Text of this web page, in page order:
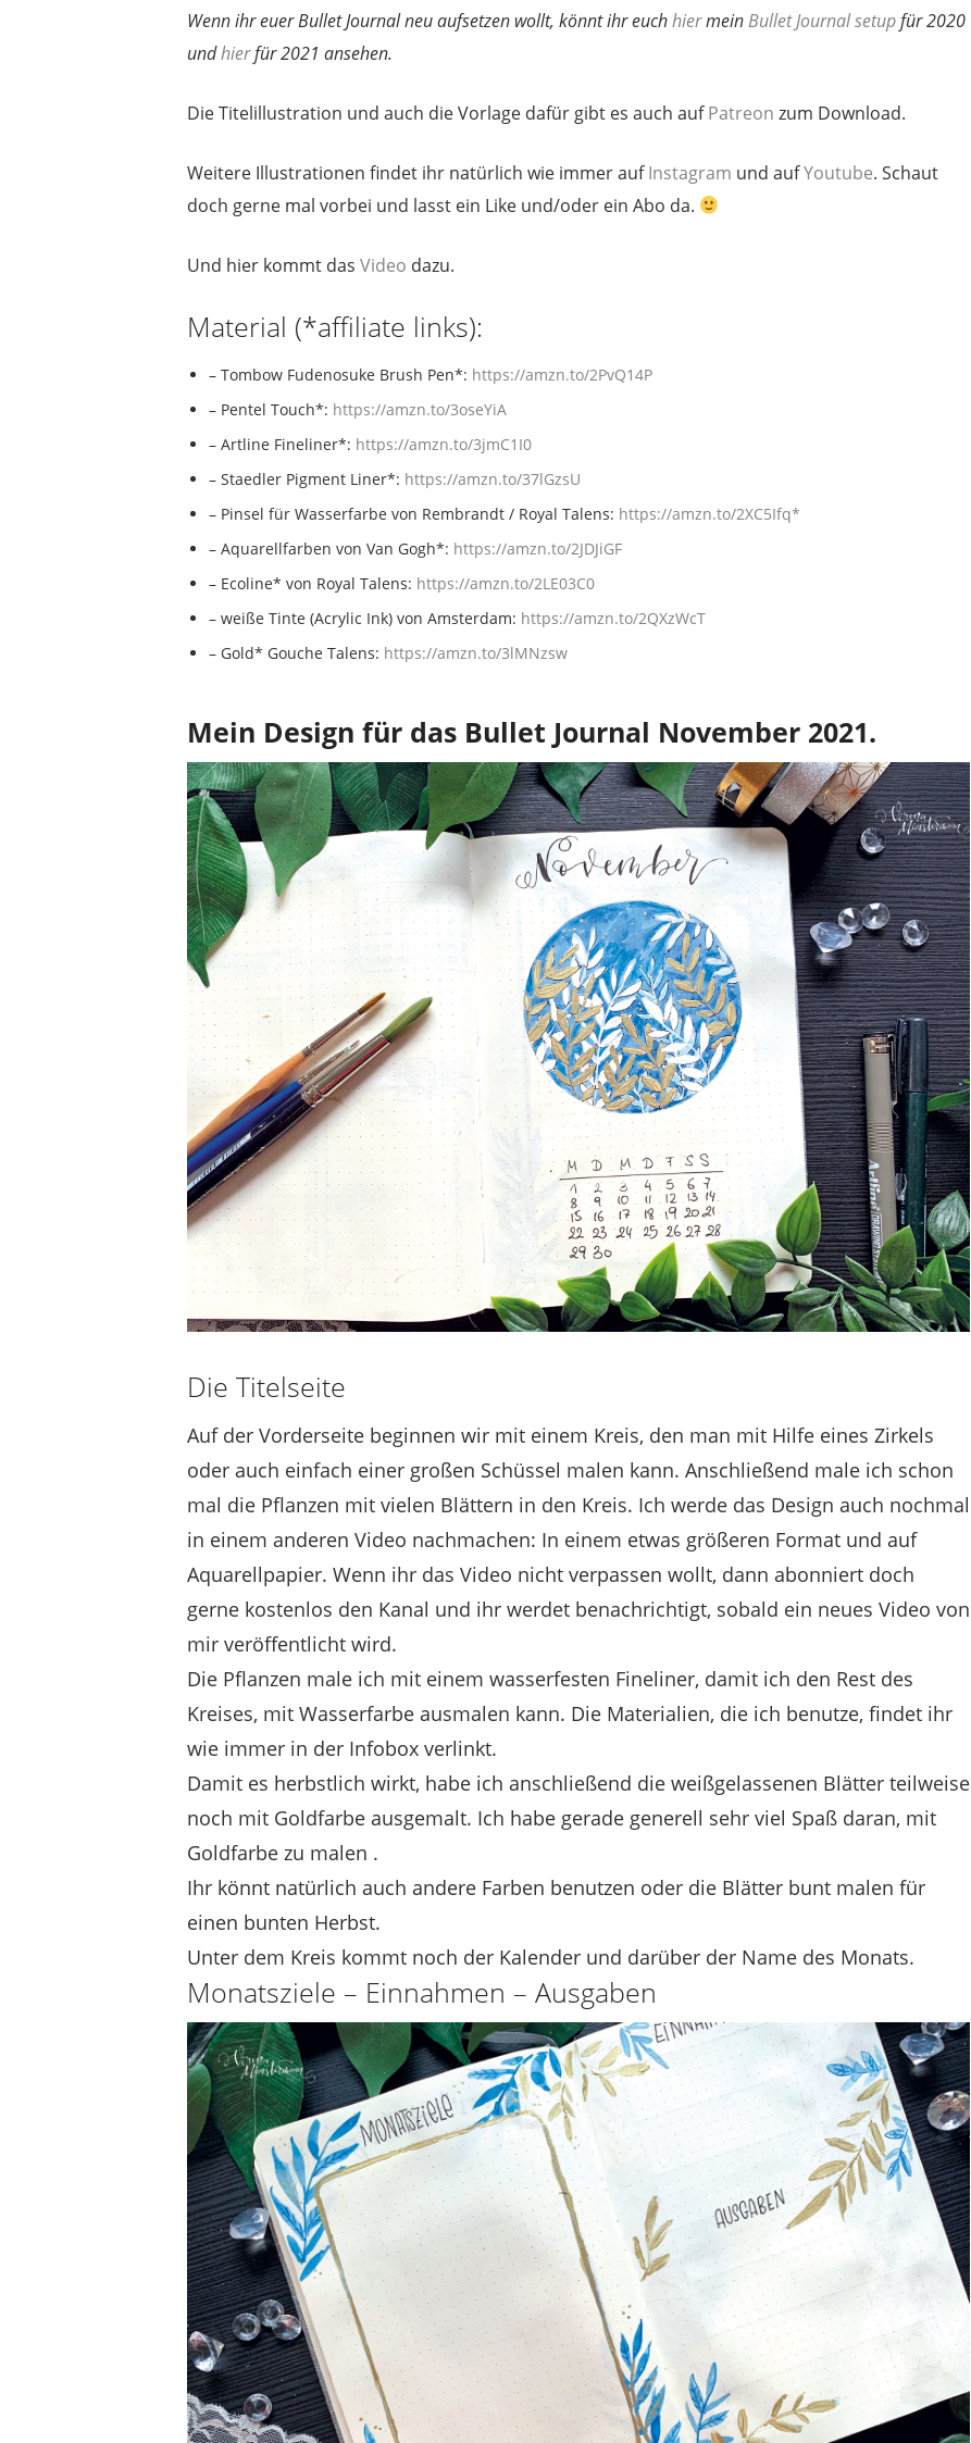
Wenn ihr euer Bullet Journal neu aufsetzen wollt, könnt ihr euchhiermeinBullet Journal setupfür 2020
undhierfür 2021 ansehen.
Die Titelillustration und auch die Vorlage dafür gibt es auch aufPatreon zum Download.
Weitere Illustrationen findet ihr natürlich wie immer aufInstagram und aufYoutube. Schaut
doch gerne mal vorbei und lasst ein Like und/oder ein Abo da.
Und hier kommt das Video dazu.
Material (*affiliate links):
– Tombow Fudenosuke Brush Pen*: https://amzn.to/2PvQ14P​​​
– Pentel Touch*: https://amzn.to/3oseYiA​​​
– Artline Fineliner*: https://amzn.to/3jmC1I0​​​
– Staedler Pigment Liner*: https://amzn.to/37lGzsU​​​
– Pinsel für Wasserfarbe von Rembrandt / Royal Talens: https://amzn.to/2XC5Ifq*​​​
– Aquarellfarben von Van Gogh*: https://amzn.to/2JDJiGF​​​
– Ecoline* von Royal Talens: https://amzn.to/2LE03C0​​​
– weiße Tinte (Acrylic Ink) von Amsterdam: https://amzn.to/2QXzWcT​
– Gold* Gouche Talens: https://amzn.to/3lMNzsw
Mein Design für das Bullet Journal November 2021.
Die Titelseite
Auf der Vorderseite beginnen wir mit einem Kreis, den man mit Hilfe eines Zirkels
oder auch einfach einer großen Schüssel malen kann. Anschließend male ich schon
mal die Pflanzen mit vielen Blättern in den Kreis. Ich werde das Design auch nochmal
in einem anderen Video nachmachen: In einem etwas größeren Format und auf
Aquarellpapier. Wenn ihr das Video nicht verpassen wollt, dann abonniert doch
gerne kostenlos den Kanal und ihr werdet benachrichtigt, sobald ein neues Video von
mir veröffentlicht wird.
Die Pflanzen male ich mit einem wasserfesten Fineliner, damit ich den Rest des
Kreises, mit Wasserfarbe ausmalen kann. Die Materialien, die ich benutze, findet ihr
wie immer in der Infobox verlinkt.
Damit es herbstlich wirkt, habe ich anschließend die weißgelassenen Blätter teilweise
noch mit Goldfarbe ausgemalt. Ich habe gerade generell sehr viel Spaß daran, mit
Goldfarbe zu malen .
Ihr könnt natürlich auch andere Farben benutzen oder die Blätter bunt malen für
einen bunten Herbst.
Unter dem Kreis kommt noch der Kalender und darüber der Name des Monats.
Monatsziele – Einnahmen – Ausgaben